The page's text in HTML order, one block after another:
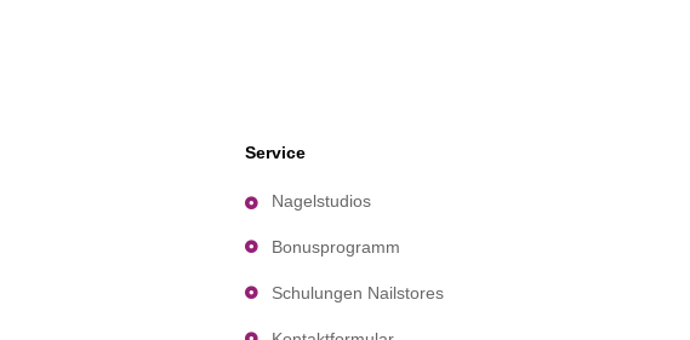
Service
Nagelstudios
Bonusprogramm
Schulungen Nailstores